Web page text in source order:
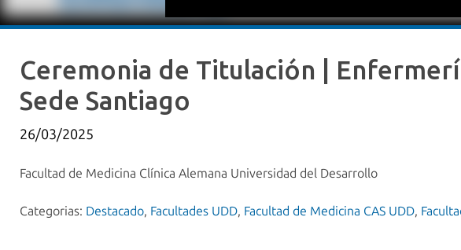
Ceremonia de Titulación |
Sede Santiago
26/03/2025
Facultad de Medicina Clínica Alemana Universidad del Desarrollo
Categorias: Destacado, Facultades UDD, Facultad de Medicina CAS UDD,